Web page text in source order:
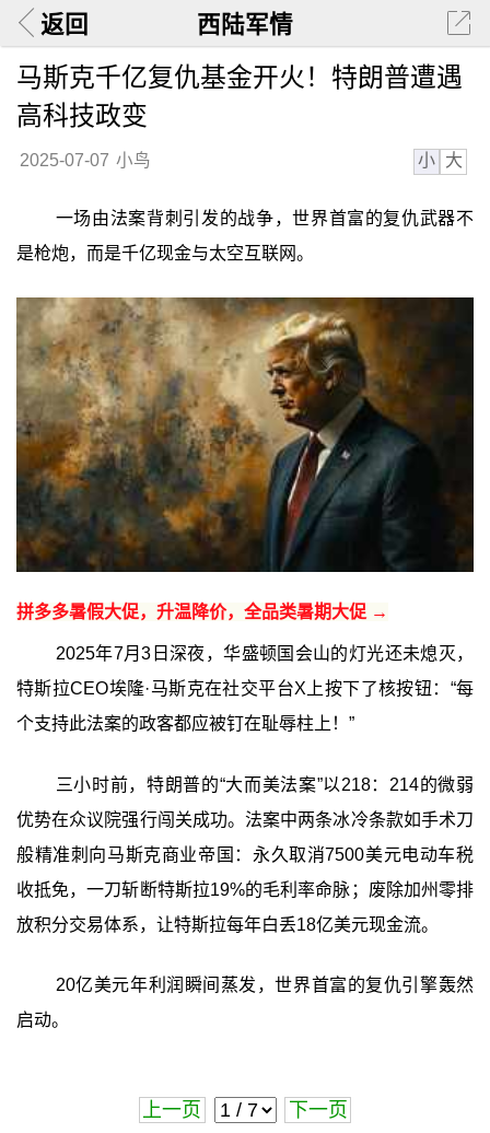
返回 西陆军情
马斯克千亿复仇基金开火！特朗普遭遇
高科技政变
2025-07-07 小鸟 小 大
一场由法案背刺引发的战争，世界首富的复仇武器不
是枪炮，而是千亿现金与太空互联网。
拼多多暑假大促，升温降价，全品类暑期大促 →
2025年7月3日深夜，华盛顿国会山的灯光还未熄灭，
特斯拉CEO埃隆·马斯克在社交平台X上按下了核按钮：“每
个支持此法案的政客都应被钉在耻辱柱上！”
三小时前，特朗普的“大而美法案”以218：214的微弱
优势在众议院强行闯关成功。法案中两条冰冷条款如手术刀
般精准刺向马斯克商业帝国：永久取消7500美元电动车税
收抵免，一刀斩断特斯拉19%的毛利率命脉；废除加州零排
放积分交易体系，让特斯拉每年白丢18亿美元现金流。
20亿美元年利润瞬间蒸发，世界首富的复仇引擎轰然
启动。
上一页 下一页